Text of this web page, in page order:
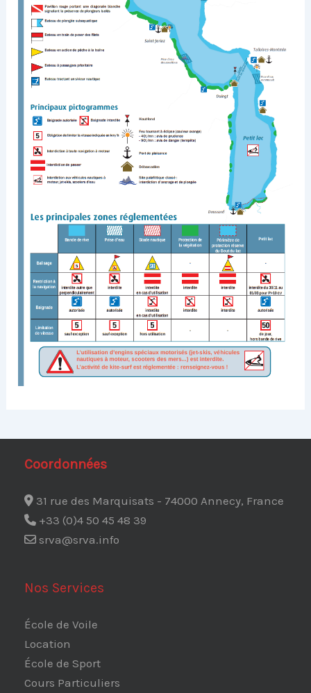
Coordonnées
31 rue des Marquisats - 74000 Annecy, France
+33 (0)4 50 45 48 39
srva@srva.info
Nos Services
École de Voile
Location
École de Sport
Cours Particuliers